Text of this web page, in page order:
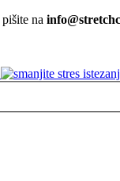
na